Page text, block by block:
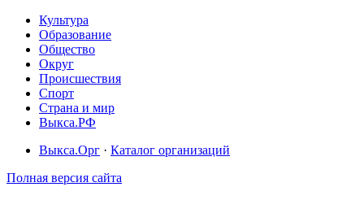
Культура
Образование
Общество
Округ
Происшествия
Спорт
Страна и мир
Выкса.РФ
Выкса.Орг · Каталог организаций
Полная версия сайта